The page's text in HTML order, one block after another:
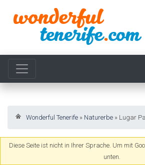
Wonderful Tenerife » Naturerbe » Lugar
Diese Seite ist nicht in Ihrer Sprache. Um mit
unten.